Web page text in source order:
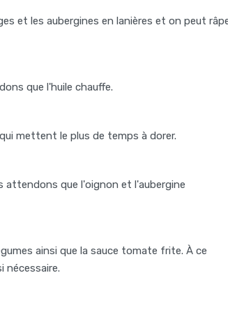
et les aubergines en lanières et on peut
que l'huile chauffe.
mettent le plus de temps à dorer.
attendons que l'oignon et l'aubergine
ainsi que la sauce tomate frite. À ce
nécessaire.